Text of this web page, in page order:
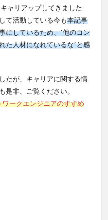
ャリアップしてきました
て活動している今も本記事
にしているため、’他のコン
た人材になれているな’と感
たが、キャリアに関する情
是非、ご覧ください。
ワークエンジニアのすすめ